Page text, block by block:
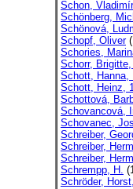
Schon, Vladimír
Schönberg,
Schönová,
Schopf, Oliver
Schories,
Schorr,
Schott, Hanna,
Schott, Heinz,
Schottová,
Schovancová,
Schovanec,
Schreiber,
Schreiber,
Schreiber,
Schrempp, H.
Schröder,